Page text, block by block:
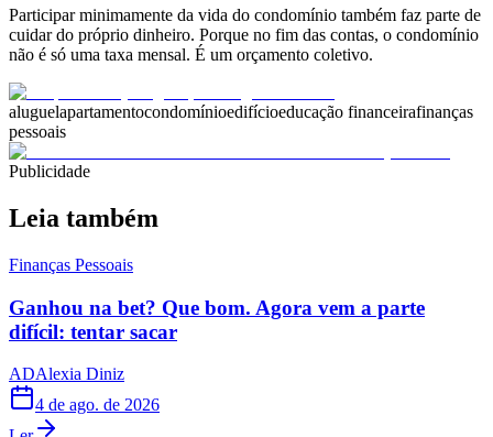
Participar minimamente da vida do condomínio também faz parte de
cuidar do próprio dinheiro. Porque no fim das contas, o condomínio
não é só uma taxa mensal. É um orçamento coletivo.
aluguelapartamentocondomínioedifícioeducação financeirafinanças
pessoais
Publicidade
Leia também
Finanças Pessoais
Ganhou na bet? Que bom. Agora vem a parte
difícil: tentar sacar
ADAlexia Diniz
4 de ago. de 2026